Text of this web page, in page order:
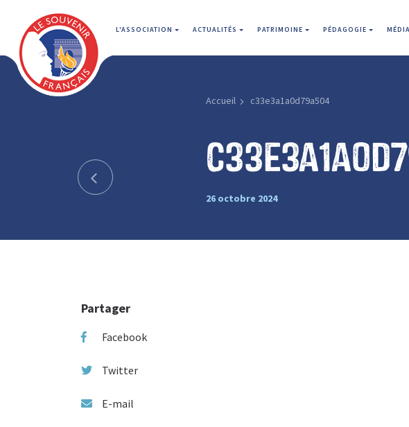
L'ASSOCIATION ACTUALITÉS PATRIMOINE PÉDAGOGIE
Accueil c33e3a1a0d79a504
26 octobre 2024
Partager
Facebook
Twitter
E-mail